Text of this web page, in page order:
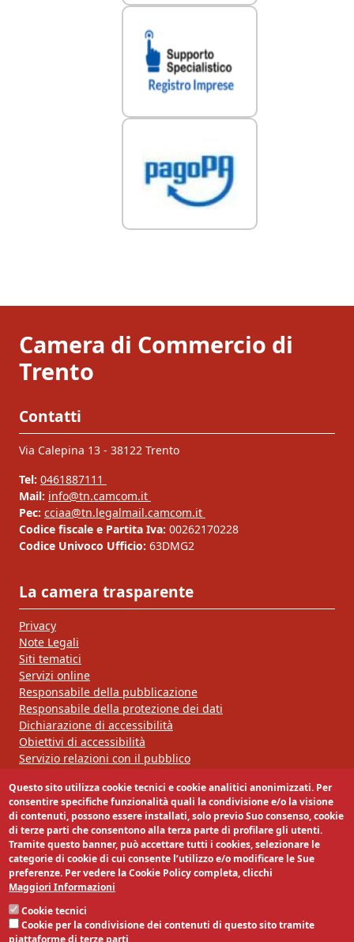
Camera di Commercio di
Trento
Contatti
Via Calepina 13 - 38122 Trento
Tel: 0461887111
Mail: info@tn.camcom.it
Pec: cciaa@tn.legalmail.camcom.it
Codice fiscale e Partita Iva: 00262170228
Codice Univoco Ufficio: 63DMG2
La camera trasparente
Privacy
Note Legali
Siti tematici
Servizi online
Responsabile della pubblicazione
Responsabile della protezione dei dati
Dichiarazione di accessibilità
Obiettivi di accessibilità
Servizio relazioni con il pubblico
Segui la nostra pagina:
Questo sito utilizza cookie tecnici e cookie analitici anonimizzati. Per
consentire specifiche funzionalità quali la condivisione e/o la visione
di contenuti, possono essere installati, solo previo Suo consenso, cookie
di terze parti che consentono alla terza parte di profilare gli utenti.
Tramite questo banner, può accettare tutti i cookies, selezionare le
categorie di cookie di cui consente l’utilizzo e/o modificare le Sue
preferenze. Per vedere la Cookie Policy completa, clicchi
Maggiori Informazioni
Cookie tecnici
Cookie per la condivisione dei contenuti di questo sito tramite
piattaforme di terze parti